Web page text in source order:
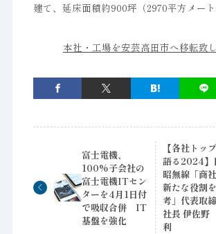
建て、延床面積約900坪（2970平方メート
本社・工場を安芸高田市へ移転致
富士電機、
100%子会社の
富士電機ITセン
ターを4月1日付
で吸収合併 IT
基盤を強化
【各社トッ
語る2024】
昭無線「商
新たな役割
考」代表取
社長 伊佐
利